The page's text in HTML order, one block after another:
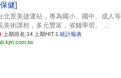
健]
北景美捷運站，專為國小、國中、成人等
美術課程，多元豐富，省錢學習。 ...
上期排名:14 上期HIT:1 統計報表